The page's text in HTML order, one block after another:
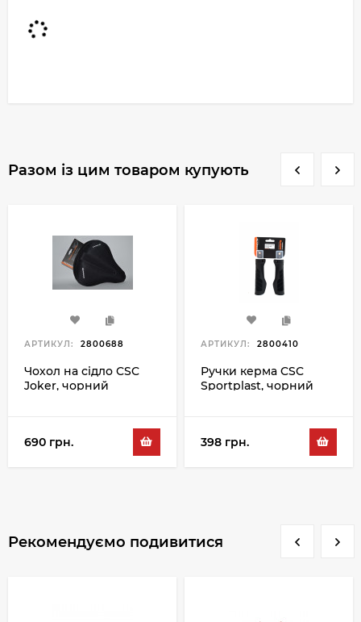
Разом із цим товаром купують
АРТИКУЛ: 2800688
Чохол на сідло CSC
Joker, чорний
690 грн.
АРТИКУЛ: 2800410
Ручки керма CSC
Sportplast, чорний
398 грн.
Рекомендуємо подивитися